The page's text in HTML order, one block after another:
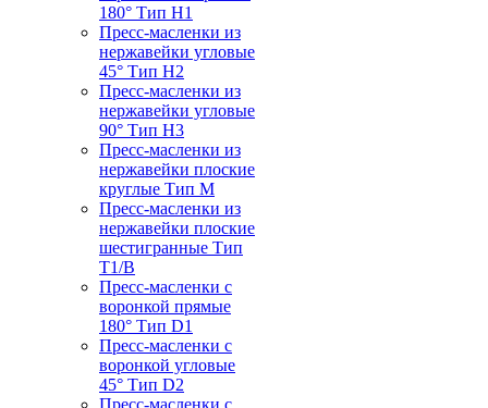
180° Тип H1
Пресс-масленки из
нержавейки угловые
45° Тип H2
Пресс-масленки из
нержавейки угловые
90° Тип H3
Пресс-масленки из
нержавейки плоские
круглые Тип M
Пресс-масленки из
нержавейки плоские
шестигранные Тип
T1/B
Пресс-масленки с
воронкой прямые
180° Тип D1
Пресс-масленки с
воронкой угловые
45° Тип D2
Пресс-масленки с